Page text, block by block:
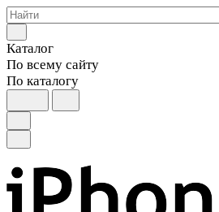
Каталог
По всему сайту
По каталогу